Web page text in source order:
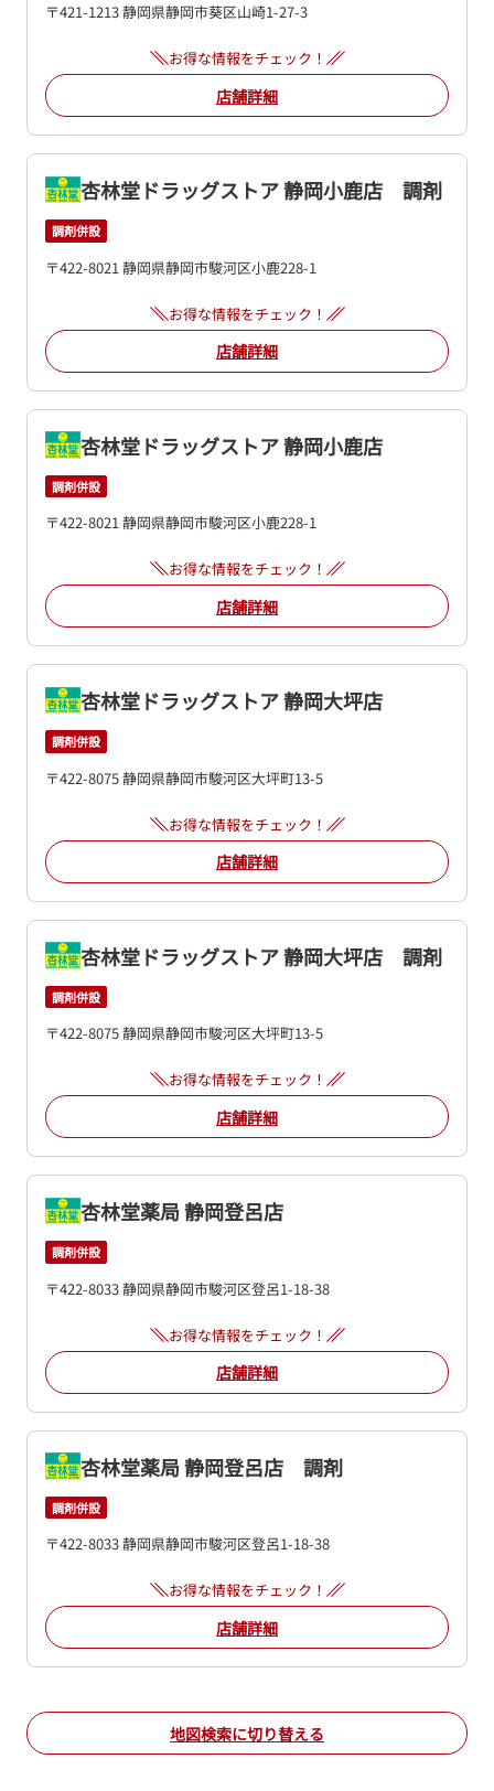
〒421-1213 静岡県静岡市葵区山崎1-27-3
お得な情報をチェック！
店舗詳細
杏林堂ドラッグストア 静岡小鹿店 調剤
調剤併設
〒422-8021 静岡県静岡市駿河区小鹿228-1
お得な情報をチェック！
店舗詳細
杏林堂ドラッグストア 静岡小鹿店
調剤併設
〒422-8021 静岡県静岡市駿河区小鹿228-1
お得な情報をチェック！
店舗詳細
杏林堂ドラッグストア 静岡大坪店
調剤併設
〒422-8075 静岡県静岡市駿河区大坪町13-5
お得な情報をチェック！
店舗詳細
杏林堂ドラッグストア 静岡大坪店 調剤
調剤併設
〒422-8075 静岡県静岡市駿河区大坪町13-5
お得な情報をチェック！
店舗詳細
杏林堂薬局 静岡登呂店
調剤併設
〒422-8033 静岡県静岡市駿河区登呂1-18-38
お得な情報をチェック！
店舗詳細
杏林堂薬局 静岡登呂店 調剤
調剤併設
〒422-8033 静岡県静岡市駿河区登呂1-18-38
お得な情報をチェック！
店舗詳細
地図検索に切り替える